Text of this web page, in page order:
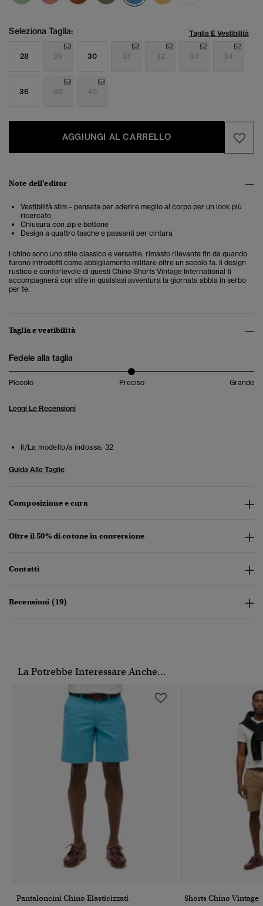
Seleziona Taglia: Taglia E Vestibilità
28 29 30 31 32 33 34
36 38 40
AGGIUNGI AL CARRELLO
Note dell'editor
Vestibilità slim – pensata per aderire meglio al corpo per un look più
ricercato
Chiusura con zip e bottone
Design a quattro tasche e passanti per cintura
I chino sono uno stile classico e versatile, rimasto rilevante fin da quando
furono introdotti come abbigliamento militare oltre un secolo fa. Il design
rustico e confortevole di questi Chino Shorts Vintage International ti
accompagnerà con stile in qualsiasi avventura la giornata abbia in serbo
per te.
Taglia e vestibilità
Fedele alla taglia
Piccolo Preciso Grande
Leggi Le Recensioni
Il/La modello/a indossa: 32
Guida Alle Taglie
Composizione e cura
Oltre il 50% di cotone in conversione
Contatti
Recensioni (19)
La Potrebbe Interessare Anche...
Pantaloncini Chino Elasticizzati Shorts Chino Vintage